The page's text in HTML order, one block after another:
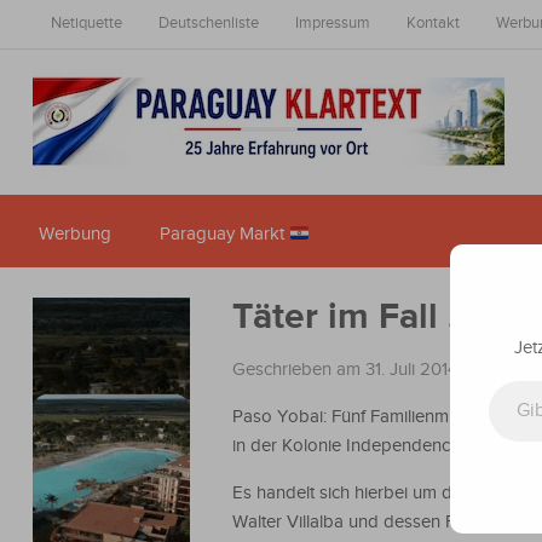
Netiquette Deutschenliste Impressum Kontakt
Werbung Paraguay Markt
Täter im Fall
Geschrieben am 31. Juli 2014
Paso Yobai: Fünf Familienmitglieder
in der Kolonie Independencia am 8 Juli,
Es handelt sich hierbei um die Brüder,
Walter Villalba und dessen Frau Brasila